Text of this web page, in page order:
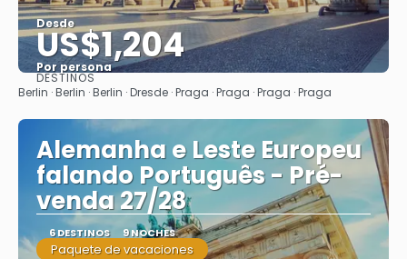
Desde
US$1,204
Por persona
Ver
DESTINOS
Berlin · Berlin · Berlin · Dresde · Praga · Praga · Praga · Praga
Alemanha e Leste Europeu
falando Português - Pré-
venda 27/28
6 DESTINOS 9 NOCHES
Paquete de vacaciones